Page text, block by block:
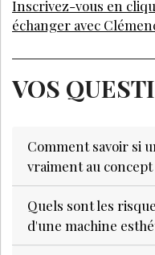
Inscrivez-vous en
échanger avec
VOS
Comment savoir si
vraiment au
Quels sont les
d'une machine